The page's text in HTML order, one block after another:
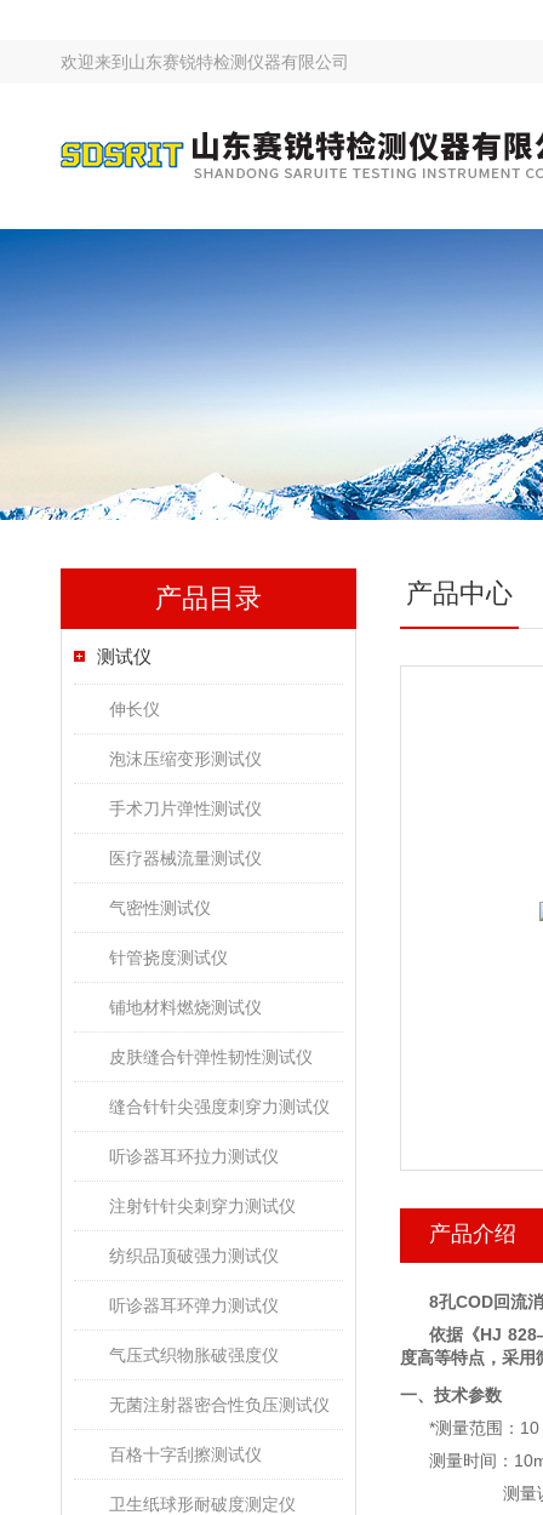
欢迎来到 山东赛锐特检测仪器有限公司
产品目录
测试仪
伸长仪
泡沫压缩变形测试仪
手术刀片弹性测试仪
医疗器械流量测试仪
气密性测试仪
针管挠度测试仪
铺地材料燃烧测试仪
皮肤缝合针弹性韧性测试仪
缝合针针尖强度刺穿力测试仪
听诊器耳环拉力测试仪
注射针针尖刺穿力测试仪
纺织品顶破强力测试仪
听诊器耳环弹力测试仪
气压式织物胀破强度仪
无菌注射器密合性负压测试仪
百格十字刮擦测试仪
卫生纸球形耐破度测定仪
产品中心
产品介绍
8孔COD回流
依据《HJ 828
度高等特点，采
一、技术参数
*测量范围： 10
测量时间：
测量